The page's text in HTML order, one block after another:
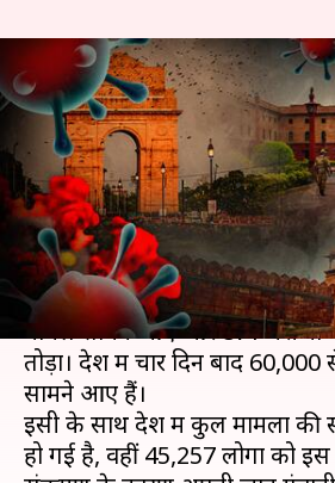
कोरोना वायरस: भारत
53,601 नए मामले,
करोड़ से अधिक
लेखन मुकुल तोमर Aug 11, 2020 09:53 am
क्या है खबर?
भारत में पिछले 24 घंटे में कोरोना
मामले सामने आए और 871
तोड़ा। देश में चार दिन बाद
सामने आए हैं।
इसी के साथ देश में कुल मामलों की
हो गई है, वहीं 45,257 लोगों को